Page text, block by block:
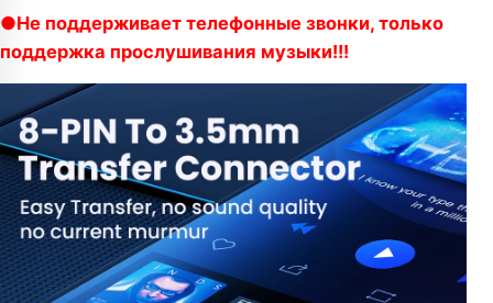
●Не поддерживает телефонные звонки, только
поддержка прослушивания музыки!!!